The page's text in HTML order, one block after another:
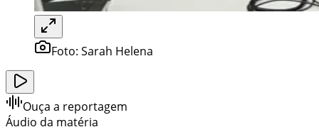
Foto: Sarah Helena
Ouça a reportagem
Áudio da matéria